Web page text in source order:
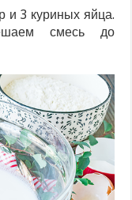
и 3 куриных яйца.
смесь до